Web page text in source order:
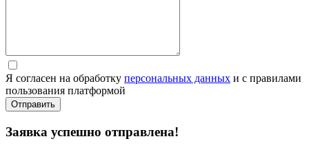
Я согласен на обработку персональных данных и с правилами
пользования платформой
Отправить
Заявка успешно отправлена!